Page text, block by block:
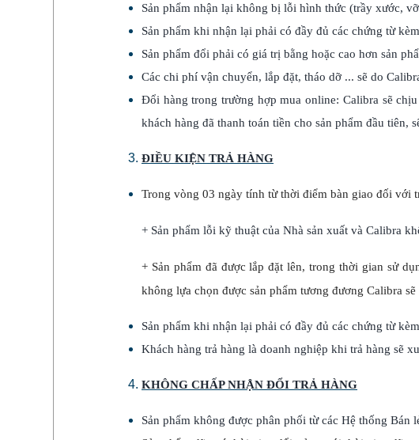
Sản phẩm nhận lại không bị lỗi hình thức (trầy xước,
Sản phẩm khi nhận lại phải có đầy đủ các chứng từ
Sản phẩm đổi phải có giá trị bằng hoặc cao hơn sản
Các chi phí vận chuyển, lắp đặt, tháo dỡ ... sẽ do
Đổi hàng trong trường hợp mua online: Calibra sẽ
khách hàng đã thanh toán tiền cho sản phẩm đầu tiên,
ĐIỀU KIỆN TRẢ HÀNG
Trong vòng 03 ngày tính từ thời điểm bàn giao đối với
+ Sản phẩm lỗi kỹ thuật của Nhà sản xuất và Calibra
+ Sản phẩm đã được lắp đặt lên, trong thời gian sử
không lựa chọn được sản phẩm tương đương Calibra
Sản phẩm khi nhận lại phải có đầy đủ các chứng từ
Khách hàng trả hàng là doanh nghiệp khi trả hàng sẽ
KHÔNG CHẤP NHẬN ĐỔI TRẢ HÀNG
Sản phẩm không được phân phối từ các Hệ thống Bán